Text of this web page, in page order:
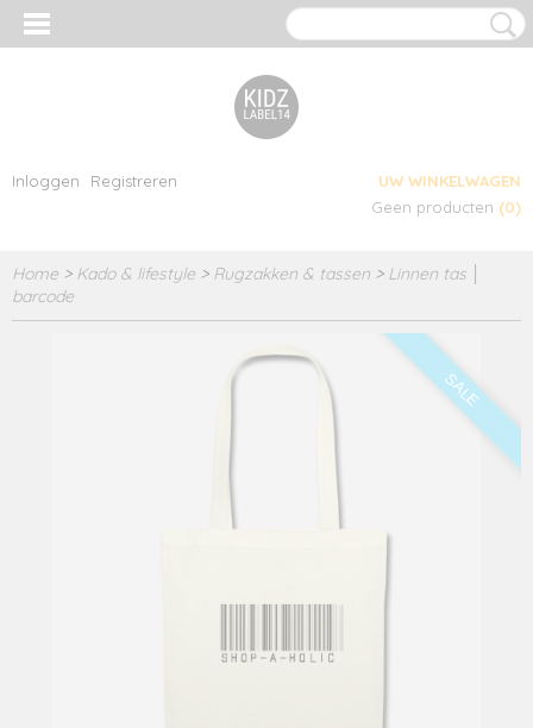
Inloggen Registreren
UW WINKELWAGEN
Geen producten (0)
Home > Kado & lifestyle > Rugzakken & tassen > Linnen tas │
barcode
SALE